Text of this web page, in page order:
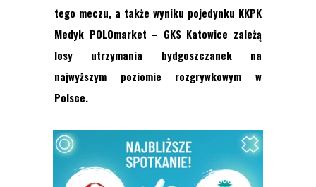
tego meczu, a także wyniku pojedynku KKPK
Medyk POLOmarket – GKS Katowice zależą
losy utrzymania bydgoszczanek na
najwyższym poziomie rozgrywkowym w
Polsce.